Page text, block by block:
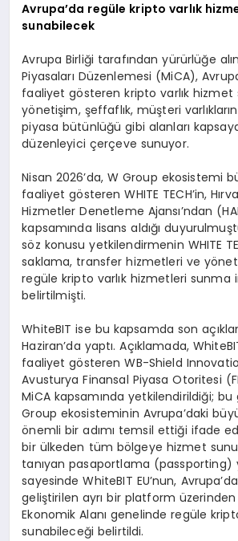
Avrupa’da regüle kripto varlık
sunabilecek
Avrupa Birliği tarafından yürürlüğe
Piyasaları Düzenlemesi (MiCA),
faaliyet gösteren kripto varlık hizmet
yönetişim, şeffaflık, müşteri
piyasa bütünlüğü gibi alanları
düzenleyici çerçeve sunuyor.
Nisan 2026’da, W Group ekosistemi
faaliyet gösteren WHITE TECH’in,
Hizmetler Denetleme Ajansı’ndan
kapsamında lisans aldığı
söz konusu yetkilendirmenin WHITE
saklama, transfer hizmetleri ve
regüle kripto varlık hizmetleri sunma
belirtilmişti.
WhiteBIT ise bu kapsamda son
Haziran’da yaptı. Açıklamada,
faaliyet gösteren WB-Shield
Avusturya Finansal Piyasa Otoritesi
MiCA kapsamında yetkilendirildiği;
Group ekosisteminin Avrupa’daki
önemli bir adımı temsil ettiği ifade
bir ülkeden tüm bölgeye hizmet
tanıyan pasaportlama (passporting)
sayesinde WhiteBIT EU’nun,
geliştirilen ayrı bir platform
Ekonomik Alanı genelinde regüle
sunabileceği belirtildi.